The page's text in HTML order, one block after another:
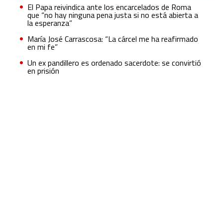
El Papa reivindica ante los encarcelados de Roma
que “no hay ninguna pena justa si no está abierta a
la esperanza”
María José Carrascosa: “La cárcel me ha reafirmado
en mi fe”
Un ex pandillero es ordenado sacerdote: se convirtió
en prisión